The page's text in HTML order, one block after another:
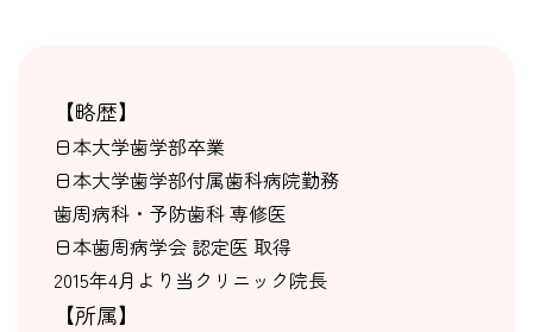
【略歴】
日本大学歯学部卒業
日本大学歯学部付属歯科病院勤務
歯周病科・予防歯科 専修医
日本歯周病学会 認定医 取得
2015年4月より当クリニック院長
【所属】